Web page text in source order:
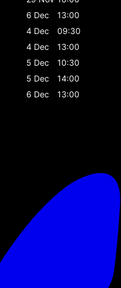
6 Dec
13:00
4 Dec
09:30
4 Dec
13:00
5 Dec
10:30
5 Dec
14:00
6 Dec
13:00